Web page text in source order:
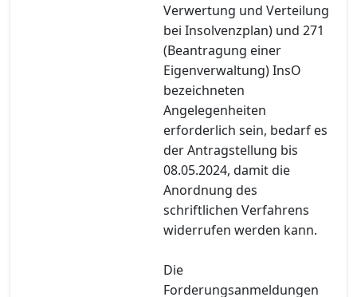
Verwertung und Verteilung
bei Insolvenzplan) und 271
(Beantragung einer
Eigenverwaltung) InsO
bezeichneten
Angelegenheiten
erforderlich sein, bedarf es
der Antragstellung bis
08.05.2024, damit die
Anordnung des
schriftlichen Verfahrens
widerrufen werden kann.
Die
Forderungsanmeldungen